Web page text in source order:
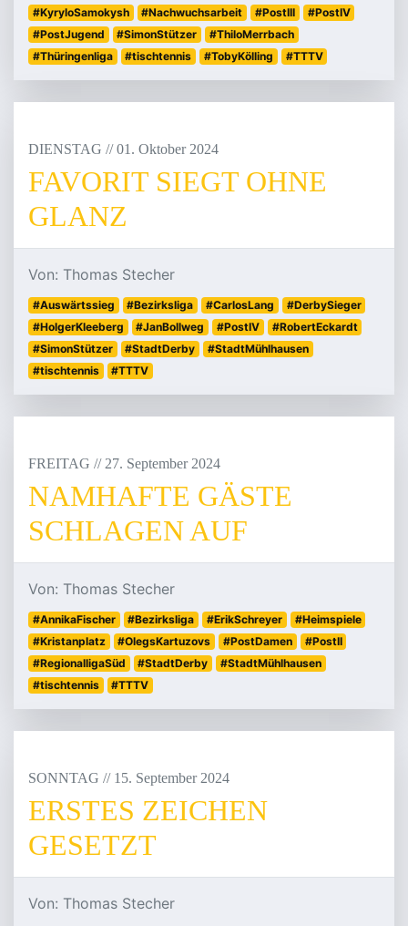
#KyryloSamokysh
#Nachwuchsarbeit #PostIII
#PostIV
#PostJugend
#SimonStützer
#ThiloMerrbach
#Thüringenliga
#tischtennis #TobyKölling #TTTV
DIENSTAG // 01 . Oktober 2024
FAVORIT SIEGT OHNE
GLANZ
Von: Thomas Stecher
#Auswärtssieg #Bezirksliga #CarlosLang
#DerbySieger
#HolgerKleeberg
#JanBollweg #PostIV
#RobertEckardt
#SimonStützer
#StadtDerby
#StadtMühlhausen
#tischtennis
#TTTV
FREITAG // 27. September 2024
NAMHAFTE GÄSTE
SCHLAGEN AUF
Von: Thomas Stecher
#AnnikaFischer #Bezirksliga #ErikSchreyer
#Heimspiele
#Kristanplatz
#OlegsKartuzovs #PostDamen
#PostII
#RegionalligaSüd
#StadtDerby
#StadtMühlhausen
#tischtennis
#TTTV
SONNTAG // 15. September 2024
ERSTES ZEICHEN
GESETZT
Von: Thomas Stecher